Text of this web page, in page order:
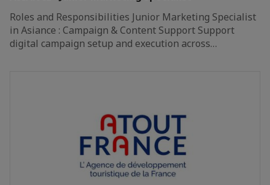
Roles and Responsibilities Junior Marketing Specialist
in Asiance : Campaign & Content Support Support
digital campaign setup and execution across…